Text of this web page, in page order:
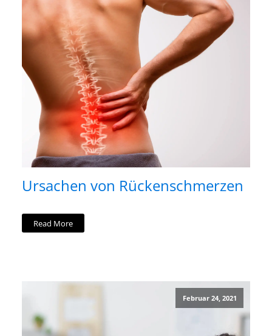
Ursachen von Rückenschmerzen
Read More
Februar 24, 2021